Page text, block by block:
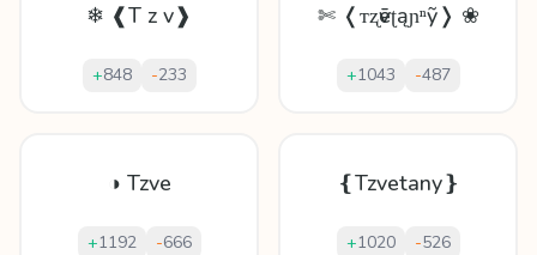
❄ ❰T z v❱
+848 -233
✄ ❬ᴛʐѵēʈąɲⁿỹ❭ ❀
+1043 -487
◑ Tzve
+1192 -666
❴Tzvetany❵
+1020 -526